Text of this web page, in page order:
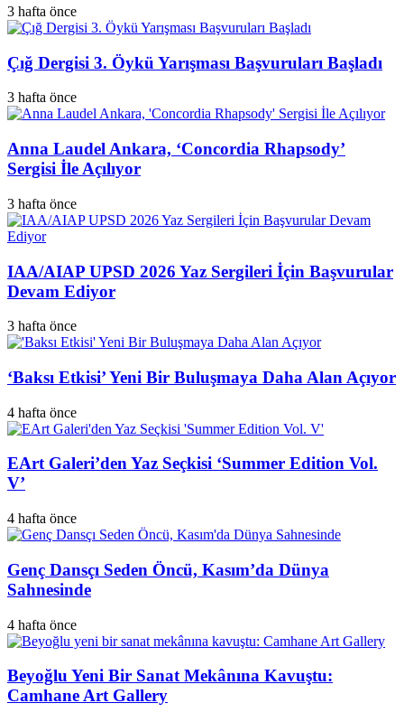
3 hafta önce
Çığ Dergisi 3. Öykü Yarışması Başvuruları Başladı
3 hafta önce
Anna Laudel Ankara, ‘Concordia Rhapsody’
Sergisi İle Açılıyor
3 hafta önce
IAA/AIAP UPSD 2026 Yaz Sergileri İçin Başvurular
Devam Ediyor
3 hafta önce
‘Baksı Etkisi’ Yeni Bir Buluşmaya Daha Alan Açıyor
4 hafta önce
EArt Galeri’den Yaz Seçkisi ‘Summer Edition Vol.
V’
4 hafta önce
Genç Dansçı Seden Öncü, Kasım’da Dünya
Sahnesinde
4 hafta önce
Beyoğlu Yeni Bir Sanat Mekânına Kavuştu:
Camhane Art Gallery